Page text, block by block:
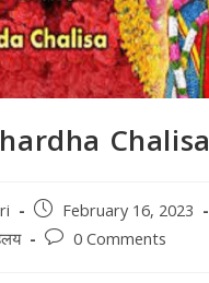
Chalisa
Post
published:
February 16, 2023
Post0 Comments